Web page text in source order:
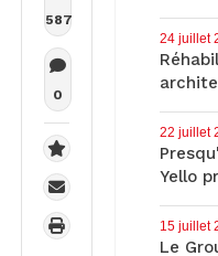
587
0
24 juillet
22 juillet
Yello
15 juillet
Le